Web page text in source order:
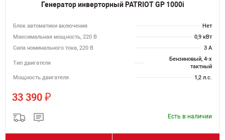
Генератор инверторный PATRIOT GP 1000i
Блок автоматики включения
Нет
Максимальная мощность, 220 В
0,9 кВт
Сила номинального тока, 220 В
3 А
Тип двигателя
Бензиновый, 4-х
тактный
Мощность двигателя
1,2 л.с.
33 390 ₽
Есть в наличии